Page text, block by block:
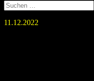
11.12.2022